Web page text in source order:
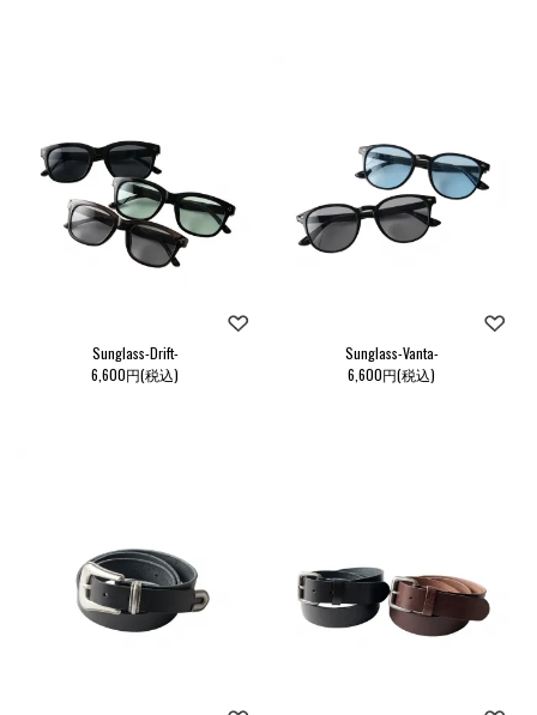
Sunglass-Drift-
6,600円(税込)
Sunglass-Vanta-
6,600円(税込)